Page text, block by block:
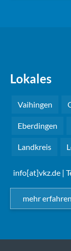
Lokales
Vaihingen
Eberdingen
Landkreis
info[at]vkz.de |
mehr erfahren